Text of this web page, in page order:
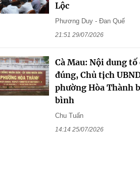
Lộc
Phương Duy - Đan Quế
21:51 29/07/2026
Cà Mau: Nội dung tố
đúng, Chủ tịch
phường Hòa Thành
bình
Chu Tuấn
14:14 25/07/2026